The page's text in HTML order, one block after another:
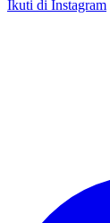
Ikuti di Instagram